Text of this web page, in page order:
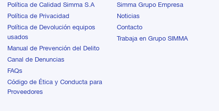
Política de Calidad Simma S.A
Política de Privacidad
Política de Devolución equipos
usados
Manual de Prevención del Delito
Canal de Denuncias
FAQs
Código de Ética y Conducta para
Proveedores
Simma Grupo Empresa
Noticias
Contacto
Trabaja en Grupo SIMMA